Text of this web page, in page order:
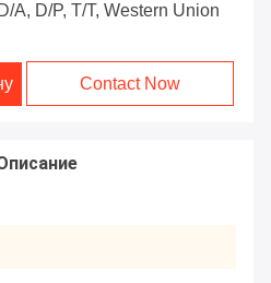
A, D/P, T/T, Western Union
Contact Now